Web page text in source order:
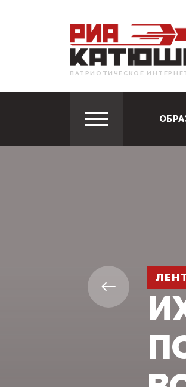
ПАТРИОТИЧЕСКОЕ